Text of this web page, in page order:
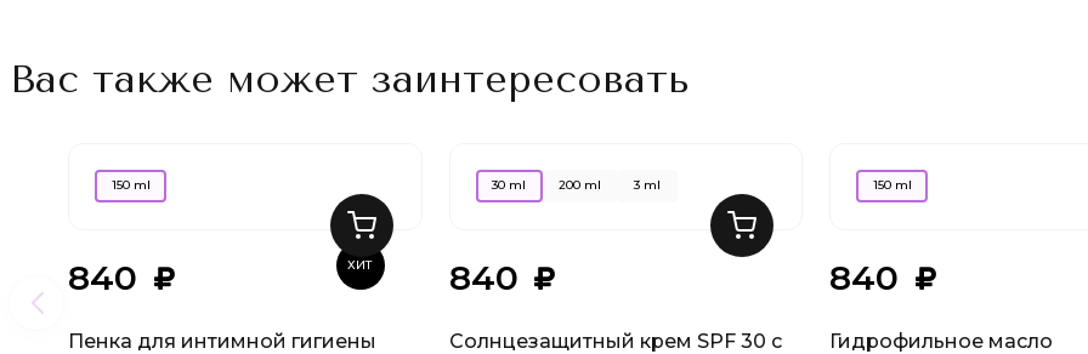
Вас также может заинтересовать
150 ml
ХИТ
840
Пенка для интимной гигиены
30 ml 200 ml 3 ml
840
Солнцезащитный крем SPF 30 с
150 ml
840
Гидрофильное масло